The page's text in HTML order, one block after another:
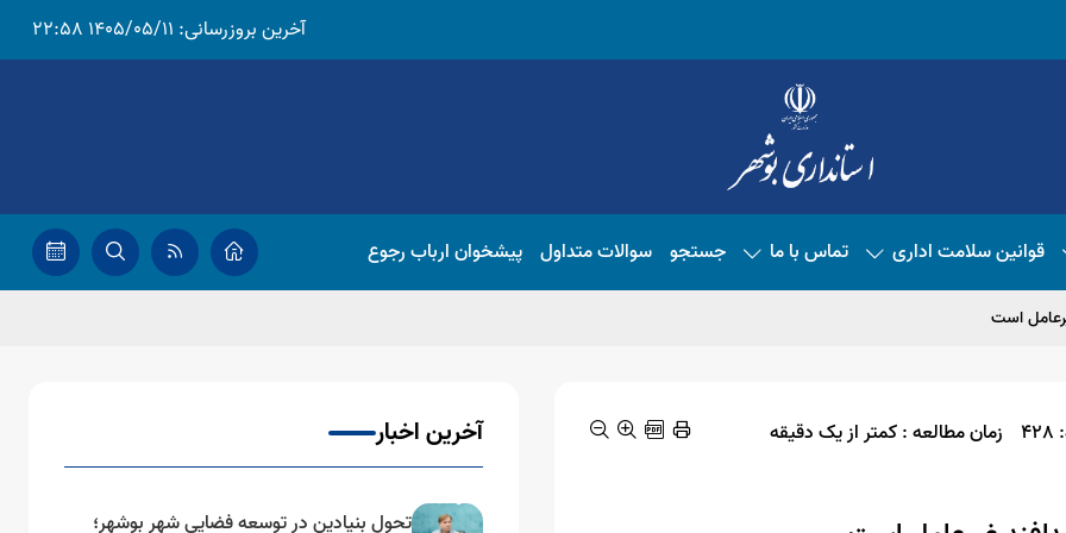
آخرین بروزرسانی: 1405/05/11 22:58
قوانین سلامت اداری تماس با ما جستجو سوالات متداول پیشخوان ارباب رجوع
است
زمان مطالعه : کمتر از یک دقیقه آخرین اخبار
تحول بنیادین در توسعه فضایی شهر بوشهر؛